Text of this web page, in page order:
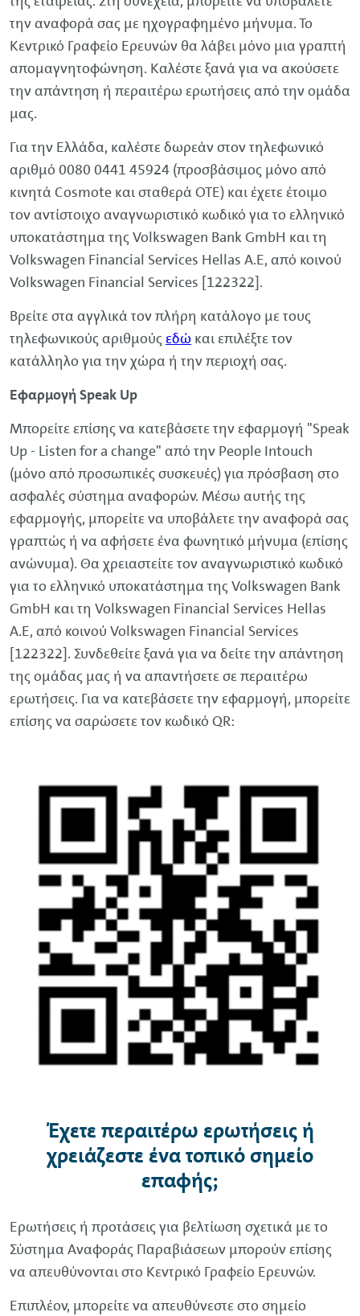
την αναφορά σας με ηχογραφημένο μήνυμα. Το
Κεντρικό Γραφείο Ερευνών θα λάβει μόνο μια γραπτή
απομαγνητοφώνηση. Καλέστε ξανά για να ακούσετε
την απάντηση ή περαιτέρω ερωτήσεις από την ομάδα
μας.
Για την Ελλάδα, καλέστε δωρεάν στον τηλεφωνικό
αριθμό 0080 0441 45924 (προσβάσιμος μόνο από
κινητά Cosmote και σταθερά ΟΤΕ) και έχετε έτοιμο
τον αντίστοιχο αναγνωριστικό κωδικό για το ελληνικό
υποκατάστημα τηςVolkswagen BankGmbH και τη
Volkswagen Financial Services Hellas A.E, από κοινού
Volkswagen Financial Services [122322].
Βρείτε στα αγγλικά τον πλήρη κατάλογο με τους
τηλεφωνικούς αριθμούςεδώ και επιλέξτε τον
κατάλληλο για την χώρα ή την περιοχή σας.
Εφαρμογή Speak Up
Μπορείτε επίσης να κατεβάσετε την εφαρμογή "Speak
Up - Listen for a change" από την People Intouch
(μόνο από προσωπικές συσκευές) για πρόσβαση στο
ασφαλές σύστημα αναφορών. Μέσω αυτής της
εφαρμογής, μπορείτε να υποβάλετε την αναφορά σας
γραπτώς ή να αφήσετε ένα φωνητικό μήνυμα (επίσης
ανώνυμα). Θα χρειαστείτε τον αναγνωριστικό κωδικό
για το ελληνικό υποκατάστημα τηςVolkswagen Bank
GmbH και τη Volkswagen Financial Services Hellas
A.E, από κοινού Volkswagen Financial Services
[122322]. Συνδεθείτε ξανά για να δείτε την απάντηση
της ομάδας μας ή να απαντήσετε σε περαιτέρω
ερωτήσεις. Για να κατεβάσετε την εφαρμογή, μπορείτε
επίσης να σαρώσετε τον κωδικό QR:
Έχετε περαιτέρω ερωτήσεις ή
χρειάζεστε ένα τοπικό σημείο
επαφής;
Ερωτήσεις ή προτάσεις για βελτίωση σχετικά με το
Σύστημα Αναφοράς Παραβιάσεων μπορούν επίσης
να απευθύνονται στο Κεντρικό Γραφείο Ερευνών.
Επιπλέον, μπορείτε να απευθύνεστε στο σημείο